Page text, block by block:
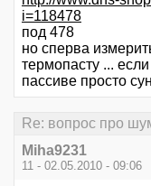
i=118478
под 478
но сперва
термопасту ...
пассиве просто
Re: вопрос про
Miha9231
11 - 02.05.2010 - 09:06